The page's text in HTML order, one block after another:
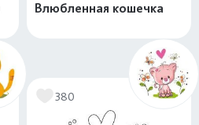
Влюбленная кошечка
380